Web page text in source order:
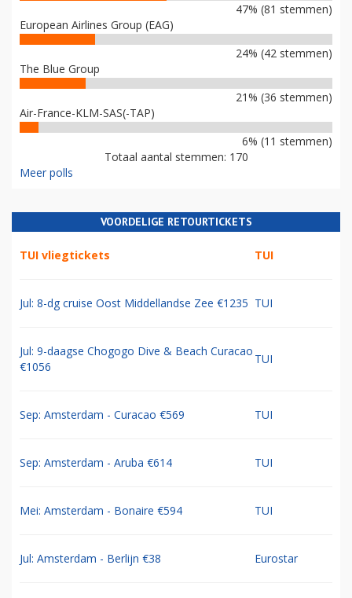
47% (81 stemmen)
European Airlines Group (EAG)
24% (42 stemmen)
The Blue Group
21% (36 stemmen)
Air-France-KLM-SAS(-TAP)
6% (11 stemmen)
Totaal aantal stemmen: 170
Meer polls
VOORDELIGE RETOURTICKETS
TUI vliegtickets TUI
Jul: 8-dg cruise Oost Middellandse Zee €1235 TUI
Jul: 9-daagse Chogogo Dive & Beach Curacao
€1056
TUI
Sep: Amsterdam - Curacao €569 TUI
Sep: Amsterdam - Aruba €614 TUI
Mei: Amsterdam - Bonaire €594 TUI
Jul: Amsterdam - Berlijn €38 Eurostar